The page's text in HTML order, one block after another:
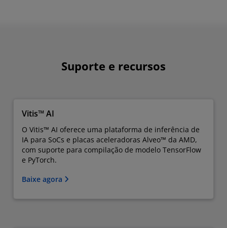
Suporte e recursos
Vitis™ AI
O Vitis™ AI oferece uma plataforma de inferência de
IA para SoCs e placas aceleradoras Alveo™ da AMD,
com suporte para compilação de modelo TensorFlow
e PyTorch.
Baixe agora